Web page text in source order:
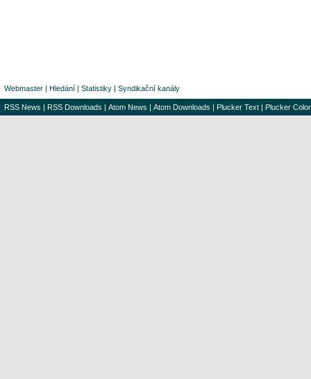
Webmaster | Hledání | Statistiky | Syndikační kanály
RSS News | RSS Downloads | Atom News | Atom Downloads | Plucker Text | Plucker Color